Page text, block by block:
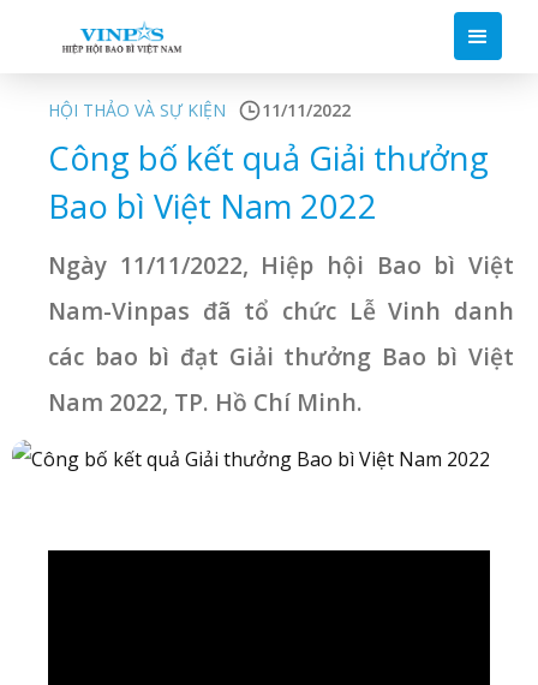
HỘI THẢO VÀ SỰ KIỆN 11/11/2022
Công bố kết quả Giải thưởng
Bao bì Việt Nam 2022
Ngày 11/11/2022, Hiệp hội Bao bì Việt
Nam-Vinpas đã tổ chức Lễ Vinh danh
các bao bì đạt Giải thưởng Bao bì Việt
Nam 2022, TP. Hồ Chí Minh.